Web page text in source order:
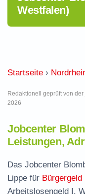
Westfalen)
Startseite ›
Redaktionell geprüft von
2026
Jobcenter
Leistungen,
Das Jobcenter
Lippe für Bürgergeld
Arbeitslosengeld I.